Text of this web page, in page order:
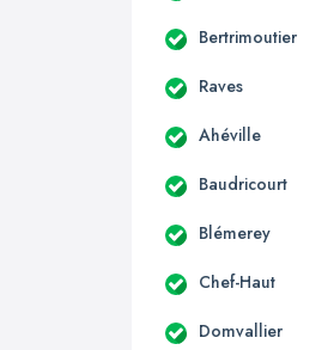
Bertrimoutier
Raves
Ahéville
Baudricourt
Blémerey
Chef-Haut
Domvallier